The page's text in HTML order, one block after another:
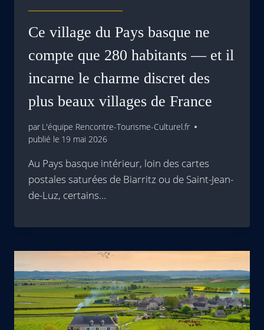
Ce village du Pays basque ne
compte que 280 habitants — et il
incarne le charme discret des
plus beaux villages de France
par L'équipe Rencontre-Tourisme-Culturel.fr
publié le 19 mai 2026
Au Pays basque intérieur, loin des cartes
postales saturées de Biarritz ou de Saint-Jean-
de-Luz, certains…